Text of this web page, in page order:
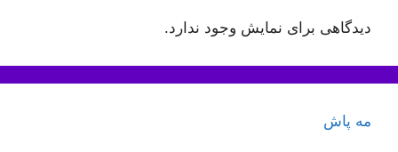
دیدگاهی برای نمایش وجود ندارد.
مه پاش